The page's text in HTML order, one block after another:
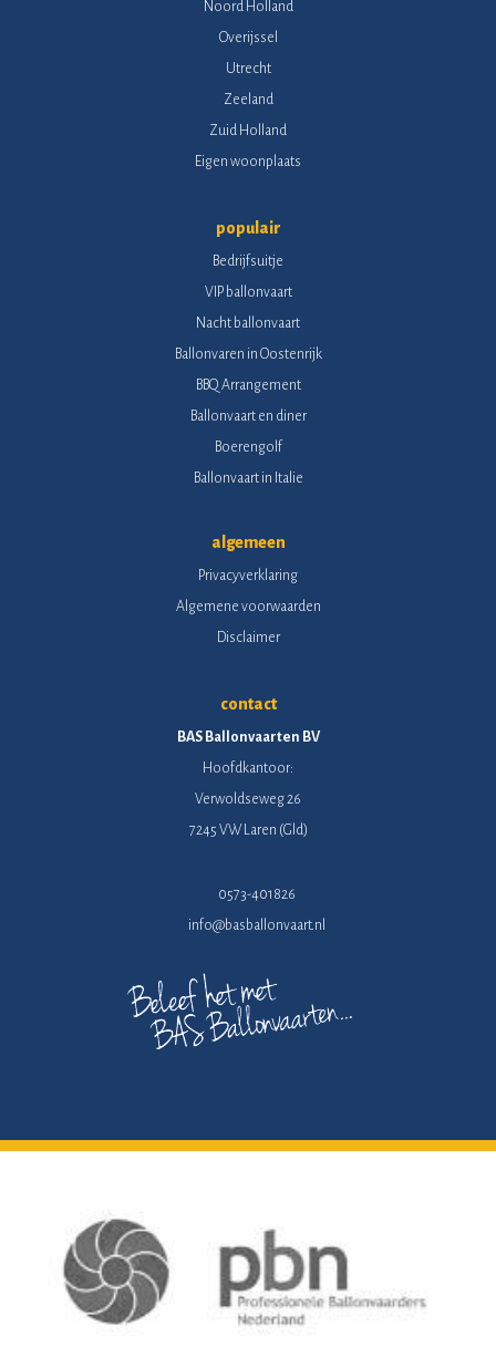
Noord Holland
Overijssel
Utrecht
Zeeland
Zuid Holland
Eigen woonplaats
populair
Bedrijfsuitje
VIP ballonvaart
Nacht ballonvaart
Ballonvaren in Oostenrijk
BBQ Arrangement
Ballonvaart en diner
Boerengolf
Ballonvaart in Italie
algemeen
Privacyverklaring
Algemene voorwaarden
Disclaimer
contact
BAS Ballonvaarten BV
Hoofdkantoor:
Verwoldseweg 26
7245 VW Laren (Gld)
0573-401826
info@basballonvaart.nl